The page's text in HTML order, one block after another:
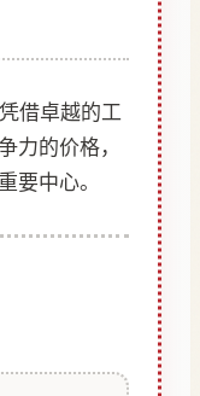
借卓越的工
力的价格，
要中心。